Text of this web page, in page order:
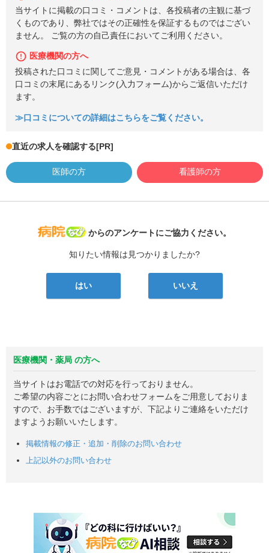
当サイトに掲載の口コミ・コメントは、各投稿者の主観に基づ
くものであり、弊社ではその正確性を保証するものではござい
ません。 ご覧の方の自己責任においてご利用ください。
医療機関の方へ
投稿された口コミに関してご意見・コメントがある場合は、各
口コミの末尾にあるリンク(入力フォーム)からご返信いただけ
ます。
≫口コミについての詳細はこちらをご覧ください。
直近の求人を確認する[PR]
医師の方 看護師の方
病院なび
からのアンケートにご協力ください。
知りたい情報は見つかりましたか?
はい いいえ
医療機関・薬局 の方へ
当サイトはお電話での対応を行っておりません。
ご希望の内容ごとにお問い合わせフォームをご用意しておりま
すので、お手数ではございますが、下記よりご連絡をいただけ
ますようお願いいたします。
掲載情報の修正・追加・削除のお問い合わせ
上記以外のお問い合わせ